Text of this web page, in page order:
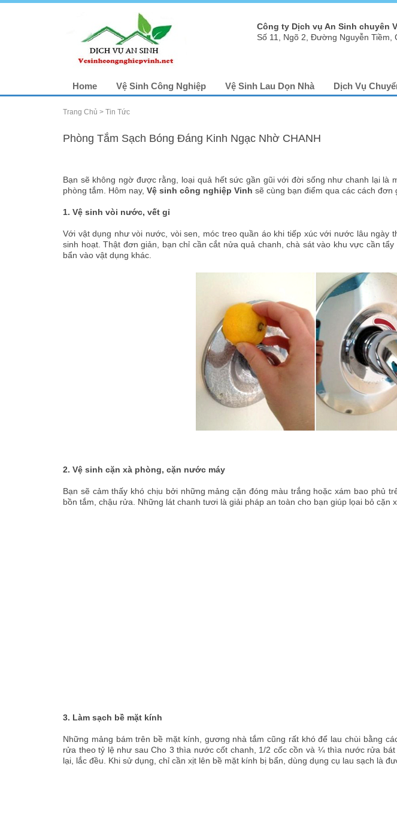
Công ty Dịch vụ An Sinh chuyên
Số 11, Ngõ 2, Đường Nguyễn Tiềm,
Home Vệ Sinh Công Nghiệp Vệ Sinh Lau Dọn Nhà Dịch Vụ
Trang Chủ > Tin Tức
Phòng Tắm Sạch Bóng Đáng Kinh Ngạc Nhờ CHANH
Bạn sẽ không ngờ được rằng, loại quả hết sức gần gũi với đời sống như chanh lại là
phòng tắm. Hôm nay, Vệ sinh công nghiệp Vinh sẽ cùng bạn điểm qua các cách
1. Vệ sinh vòi nước, vết gỉ
Với vật dụng như vòi nước, vòi sen, móc treo quần áo khi tiếp xúc với nước lâu ngày
sinh hoạt. Thật đơn giản, bạn chỉ cần cắt nửa quả chanh, chà sát vào khu vực cần
bẩn vào vật dụng khác.
2. Vệ sinh cặn xà phòng, cặn nước máy
Bạn sẽ cảm thấy khó chịu bởi những mảng cặn đóng màu trắng hoặc xám bao phủ
bồn tắm, chậu rửa. Những lát chanh tươi là giải pháp an toàn cho bạn giúp lọai bỏ cặn
3. Làm sạch bề mặt kính
Những mảng bám trên bề mặt kính, gương nhà tắm cũng rất khó để lau chùi bằng
rửa theo tỷ lệ như sau Cho 3 thìa nước cốt chanh, 1/2 cốc cồn và ¼ thìa nước rửa
lại, lắc đều. Khi sử dụng, chỉ cần xịt lên bề mặt kính bị bẩn, dùng dụng cụ lau sạch là